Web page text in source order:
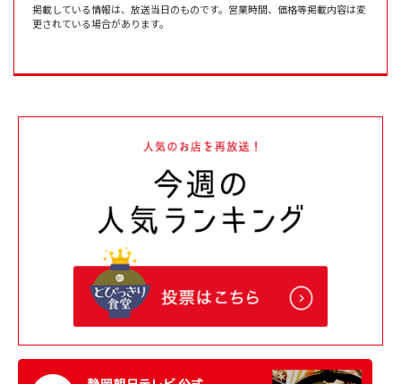
掲載している情報は、放送当日のものです。営業時間、価格等掲載内容は変
更されている場合があります。